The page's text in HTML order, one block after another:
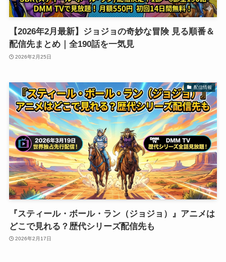
【2026年2月最新】ジョジョの奇妙な冒険 見る順番＆
配信先まとめ｜全190話を一気見
2026年2月25日
配信情報
『スティール・ボール・ラン（ジョジョ）』アニメは
どこで見れる？歴代シリーズ配信先も
2026年2月17日